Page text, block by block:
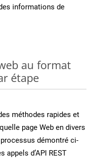
informations de
au format
étape
méthodes rapides et
page Web en divers
démontré ci-
appels d’API REST